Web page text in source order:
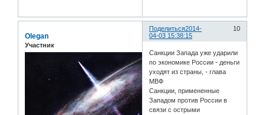
Поделиться 10
2014-
04-03 15:38:15
Olegan
Участник
Санкции Запада уже ударили
по экономике России - деньги
уходят из страны, - глава
МВФ
Санкции, примененные
Западом против России в
связи с острыми